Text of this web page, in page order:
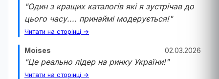
"Один з кращих каталогів які я зустрічав до
цього часу.... принаймі модерується!"
Читати на сторінці →
Moises 02.03.2026
"Це реально лідер на ринку України!"
Читати на сторінці →